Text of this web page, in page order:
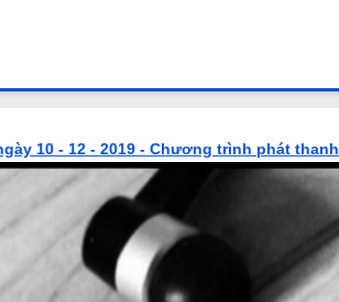
10 - 12 - 2019 - Chương trình phát thanh